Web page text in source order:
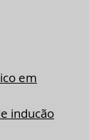
em
inducão